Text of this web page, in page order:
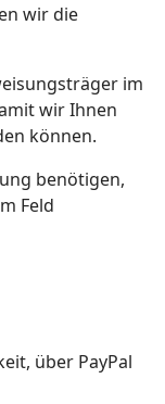
wir die
im
wir Ihnen
können.
benötigen,
Feld
über PayPal